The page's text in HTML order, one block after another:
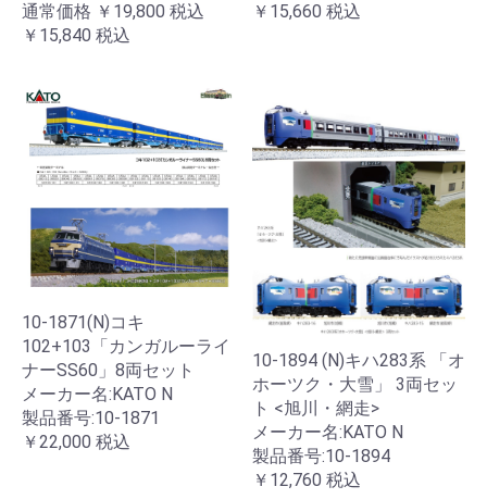
通常価格 ￥19,800 税込
￥15,840 税込
￥15,660 税込
10-1871(N)コキ
102+103「カンガルーライ
ナーSS60」8両セット
メーカー名:KATO N
製品番号:10-1871
￥22,000 税込
10-1894 (N)キハ283系 「オ
ホーツク・大雪」 3両セッ
ト <旭川・網走>
メーカー名:KATO N
製品番号:10-1894
￥12,760 税込